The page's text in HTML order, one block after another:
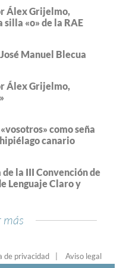
Álex Grijelmo,
«o» de la RAE
Manuel Blecua
Álex Grijelmo,
como seña
canario
la III Convención de
Lenguaje Claro y
más
de privacidad Aviso legal